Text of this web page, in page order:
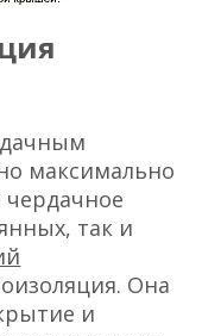
максимально
чердачное
так и
Она
и